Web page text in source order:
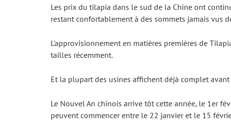
Les prix du tilapia dans le sud de la Chine ont
restant confortablement à des sommets jamais vus
L'approvisionnement en matières premières de
tailles récemment.
Et la plupart des usines affichent déjà complet
Le Nouvel An chinois arrive tôt cette année, le 1er
peuvent commencer entre le 22 janvier et le 15